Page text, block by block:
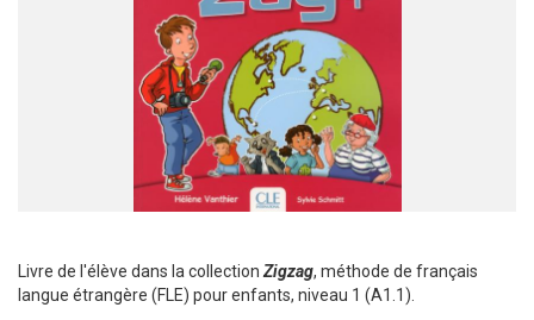
Livre de l'élève dans la collectionZigzag, méthode de français
langue étrangère (FLE) pour enfants, niveau 1 (A1.1).